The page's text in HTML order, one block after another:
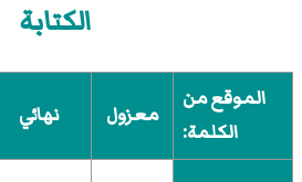
الكتابة
الموقع من
الكلمة:
معزول نهائي